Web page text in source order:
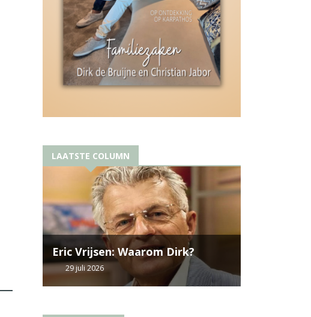
LAATSTE COLUMN
Eric Vrijsen: Waarom Dirk?
29 juli 2026